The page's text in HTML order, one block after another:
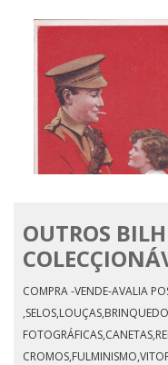
CEIA DO NATAL
OUTROS
COMPRA -VENDE-AVALIA